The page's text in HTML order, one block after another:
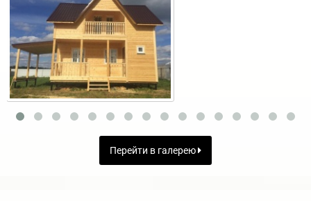
Перейти в галерею